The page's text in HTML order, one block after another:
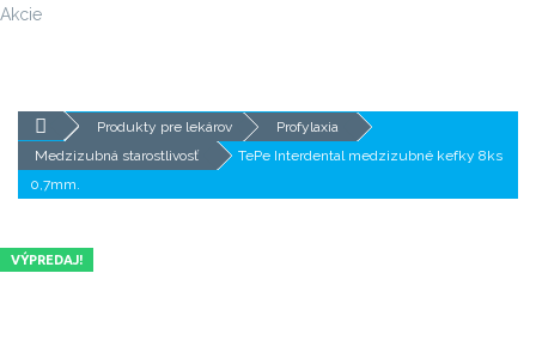
Akcie
Produkty pre lekárov
Profylaxia
Medzizubná starostlivosť
TePe Interdental medzizubné kefky 8ks
0,7mm.
VÝPREDAJ!